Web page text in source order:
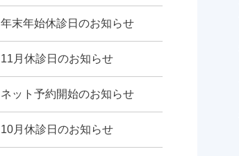
年末年始休診日のお知らせ
11月休診日のお知らせ
ネット予約開始のお知らせ
10月休診日のお知らせ